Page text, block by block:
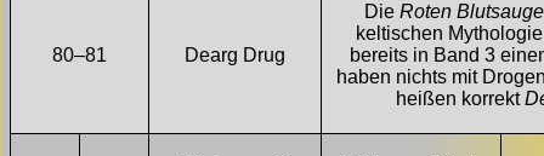
80–81 Dearg Drug
Die Roten
keltischen
bereits in Band 3
haben nichts mit
heißen korrekt